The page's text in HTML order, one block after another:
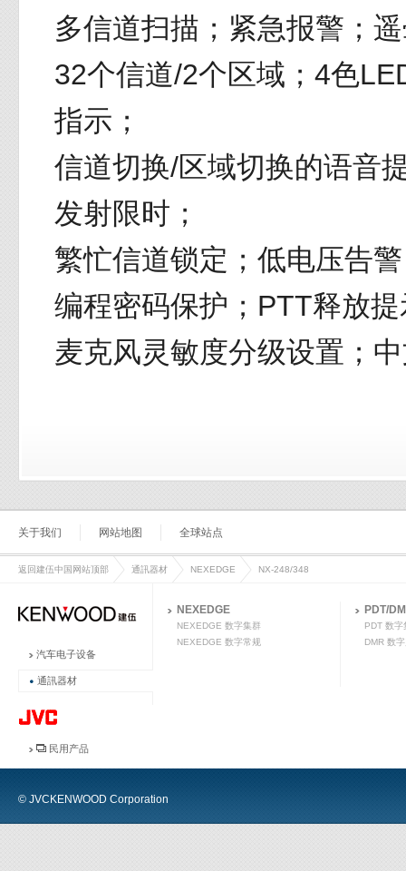
多信道扫描；紧急报警；
32个信道/2个区域；4色
指示；
信道切换/区域切换的语音
发射限时；
繁忙信道锁定；低电压告
编程密码保护；PTT释放
麦克风灵敏度分级设置；
关于我们 网站地图 全球站点
返回建伍中国网站顶部 通訊器材 NEXEDGE NX-248/348
汽车电子设备
通訊器材
NEXEDGE
NEXEDGE 数字集群
NEXEDGE 数字常规
PDT/
PDT 数字
DMR 数
民用产品
© JVCKENWOOD Corporation